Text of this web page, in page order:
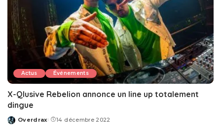
Actus Événements
X-Qlusive Rebelion annonce un line up totalement
dingue
Posted
Overdrax 14 décembre 2022